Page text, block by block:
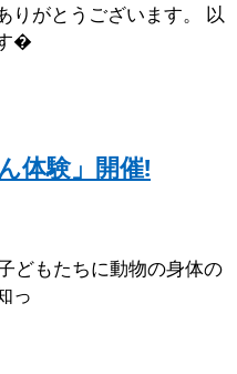
りがとうございます。 以
�
体験」開催!
どもたちに動物の身体の
っ